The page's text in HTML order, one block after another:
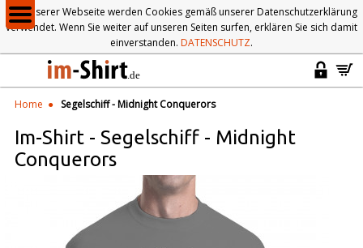
Auf unserer Webseite werden Cookies gemäß unserer Datenschutzerklärung
verwendet. Wenn Sie weiter auf unseren Seiten surfen, erklären Sie sich damit
einverstanden. DATENSCHUTZ.
Home Segelschiff - Midnight Conquerors
Im-Shirt - Segelschiff - Midnight
Conquerors